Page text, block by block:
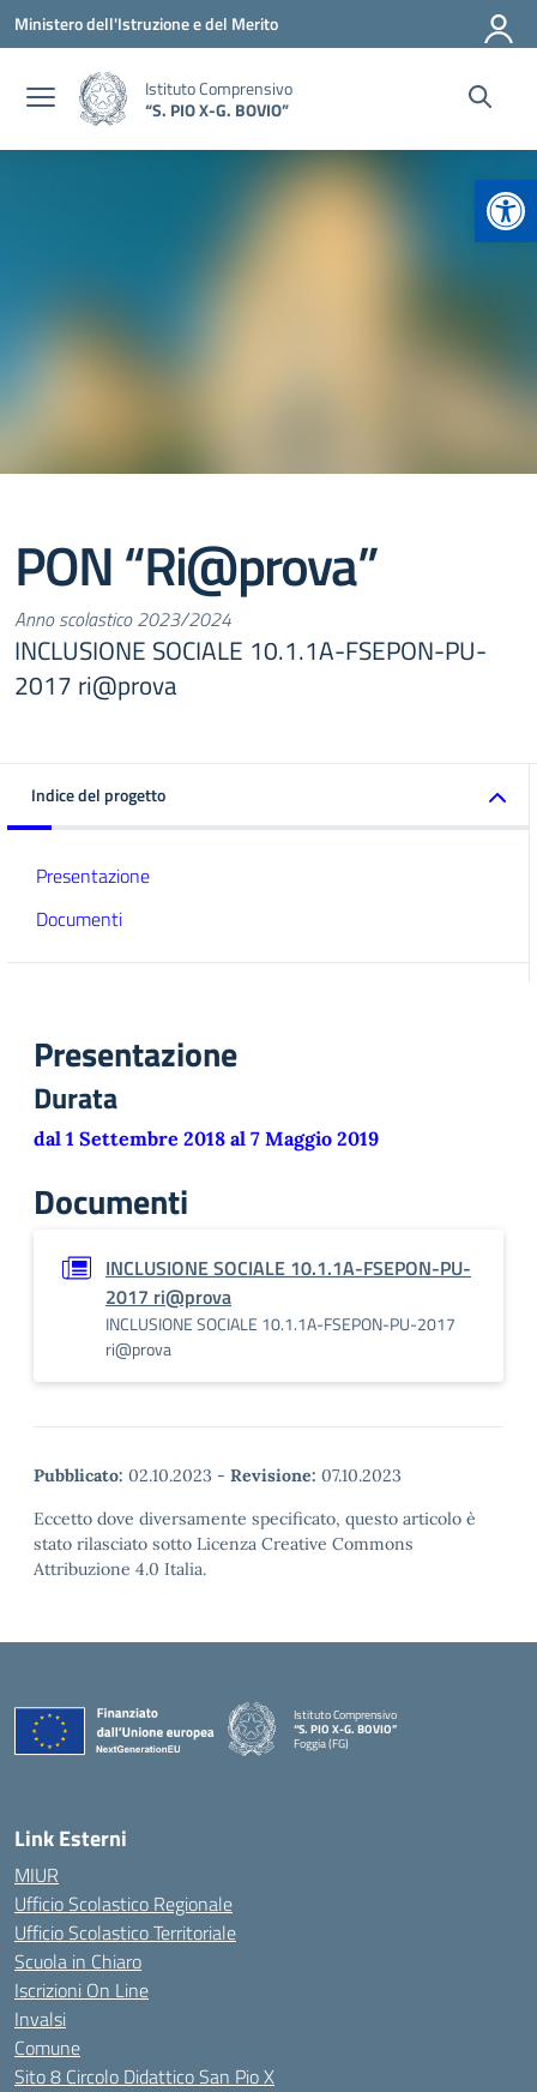
Vai ai contenuti
Vai al menu di navigazione
Vai al footer
Ministero dell'Istruzione e del Merito
Istituto Comprensivo
“S. PIO X-G. BOVIO”
PON “Ri@prova”
Anno scolastico 2023/2024
INCLUSIONE SOCIALE 10.1.1A-FSEPON-PU-
2017 ri@prova
Indice del progetto
Presentazione
Documenti
Presentazione
Durata
dal 1 Settembre 2018 al 7 Maggio 2019
Documenti
INCLUSIONE SOCIALE 10.1.1A-FSEPON-PU-
2017 ri@prova
INCLUSIONE SOCIALE 10.1.1A-FSEPON-PU-2017
ri@prova
Pubblicato: 02.10.2023 - Revisione: 07.10.2023
Eccetto dove diversamente specificato, questo articolo è
stato rilasciato sotto Licenza Creative Commons
Attribuzione 4.0 Italia.
Istituto Comprensivo
“S. PIO X-G. BOVIO”
Foggia (FG)
— Visita la pagina iniziale della scuola
Link Esterni
MIUR
Ufficio Scolastico Regionale
Ufficio Scolastico Territoriale
Scuola in Chiaro
Iscrizioni On Line
Invalsi
Comune
Sito 8 Circolo Didattico San Pio X